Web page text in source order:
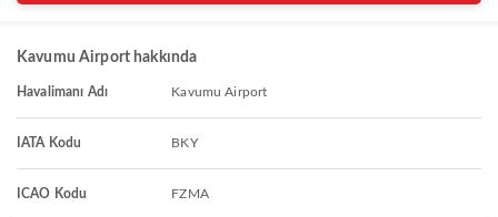
Kavumu Airport hakkında
Havalimanı Adı Kavumu Airport
IATA Kodu BKY
ICAO Kodu FZMA